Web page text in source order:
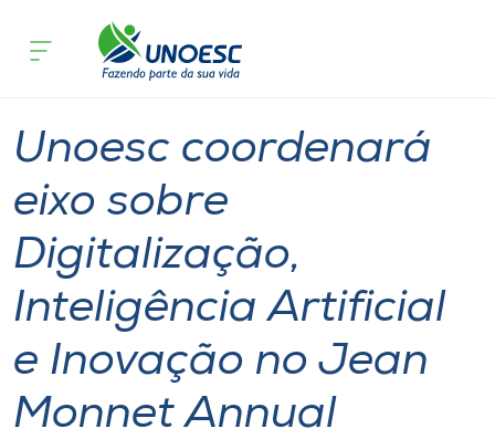
Cursos
Pesquisa
Atendimento ao Estudante
Portal de Ensino
Unoesc
acontece
International
Unoesc coordenará
eixo sobre
Digitalização,
Inteligência Artificial
e Inovação no Jean
Monnet Annual